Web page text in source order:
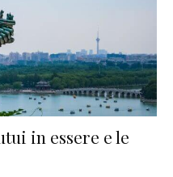
in essere e le